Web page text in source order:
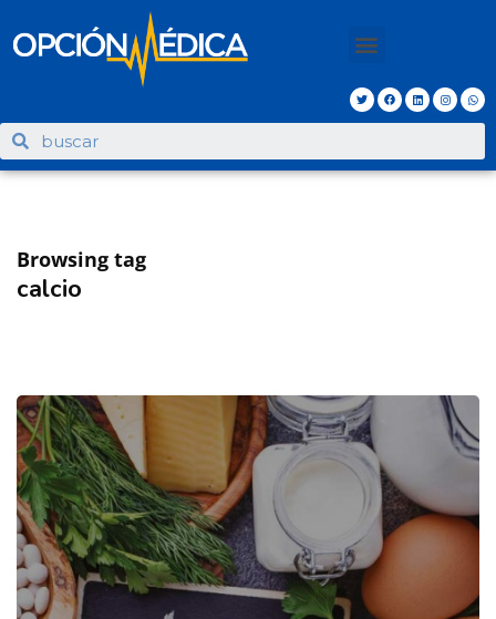
Browsing tag
calcio